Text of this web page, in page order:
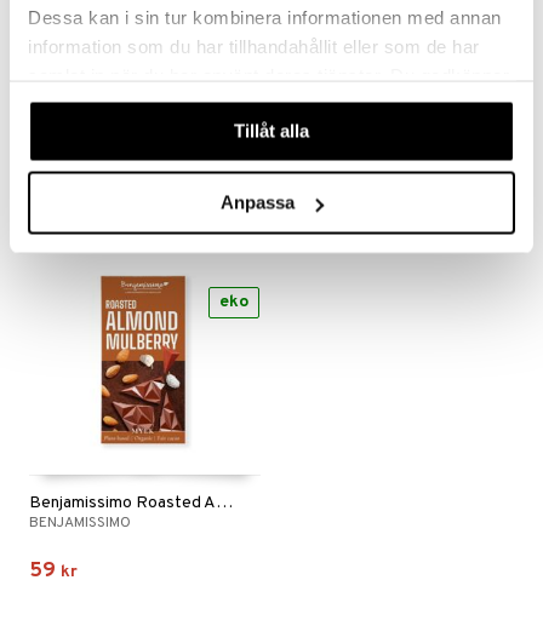
Dessa kan i sin tur kombinera informationen med annan
information som du har tillhandahållit eller som de har
våra cookies vid fortsatt användande av vår webbplats.
Tillåt alla
Anpassa
Benjamissimo Cacao Nibs 75%
59 kr
Benjamissimo Coffee Time White
59 kr
Benjamissimo Roasted Almond Mulberry
BENJAMISSIMO
59 kr
eko
utan sol